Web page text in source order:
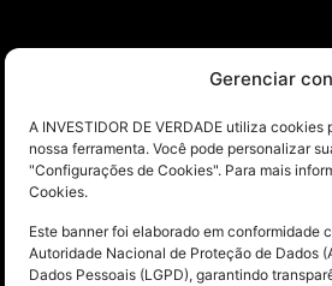
Gerenciar
A INVESTIDOR DE VERDADE utiliza
nossa ferramenta. Você pode personalizar
"Configurações de Cookies". Para mais
Cookies.
Este banner foi elaborado em conformidade
Autoridade Nacional de Proteção de Dados
Dados Pessoais (LGPD), garantindo